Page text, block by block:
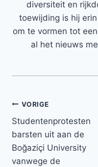
diversiteit en
toewijding is hij
om te vormen tot
al het nieuws
Bericht
navigatie
VORIGE
Studentenprotesten
barsten uit aan de
Boğaziçi University
vanwege de